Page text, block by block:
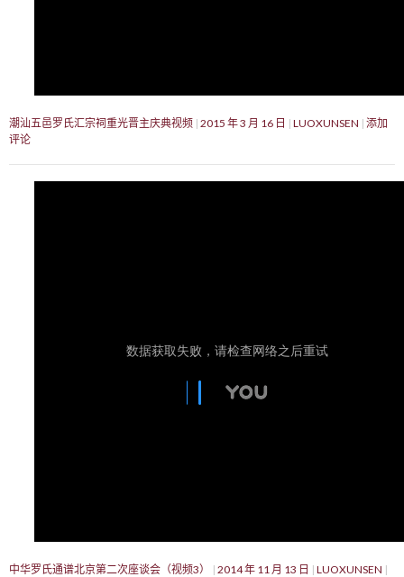
潮汕五邑罗氏汇宗祠重光晋主庆典视频 2015 年 3 月 16 日 LUOXUNSEN 添加
评论
中华罗氏通谱北京第二次座谈会（视频3） 2014 年 11 月 13 日
LUOXUNSEN